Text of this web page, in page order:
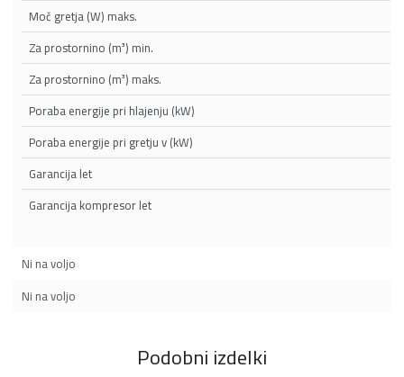
Moč gretja (W) maks.
Za prostornino (m³) min.
Za prostornino (m³) maks.
Poraba energije pri hlajenju (kW)
Poraba energije pri gretju v (kW)
Garancija let
Garancija kompresor let
Ni na voljo
Ni na voljo
Podobni izdelki